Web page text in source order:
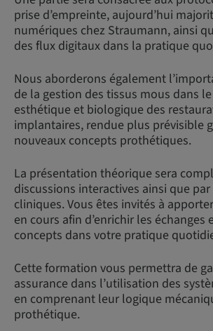
prise d’empreinte, aujourd’hui
numériques chez Straumann, ainsi
des flux digitaux dans la pratique
Nous aborderons également
de la gestion des tissus mous dans
esthétique et biologique des
implantaires, rendue plus prévisible
nouveaux concepts prothétiques.
La présentation théorique sera
discussions interactives ainsi que par
cliniques. Vous êtes invités à
en cours afin d’enrichir les échanges
concepts dans votre pratique
Cette formation vous permettra de
assurance dans l’utilisation des
en comprenant leur logique
prothétique.